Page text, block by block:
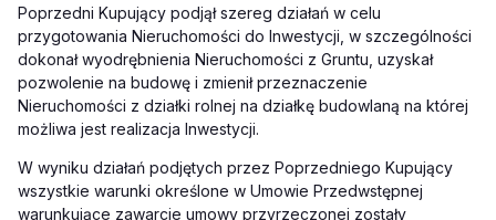
Poprzedni Kupujący podjął szereg działań w celu
przygotowania Nieruchomości do Inwestycji, w szczególności
dokonał wyodrębnienia Nieruchomości z Gruntu, uzyskał
pozwolenie na budowę i zmienił przeznaczenie
Nieruchomości z działki rolnej na działkę budowlaną na której
możliwa jest realizacja Inwestycji.
W wyniku działań podjętych przez Poprzedniego Kupujący
wszystkie warunki określone w Umowie Przedwstępnej
warunkujące zawarcie umowy przyrzeczonej zostały